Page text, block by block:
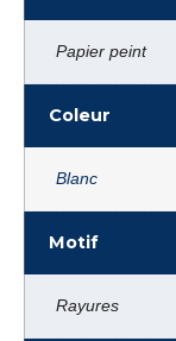
Papier peint
Coleur
Blanc
Motif
Rayures